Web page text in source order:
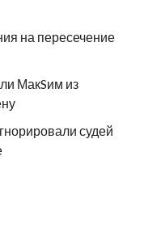
на пересечение
МакSим из
судей